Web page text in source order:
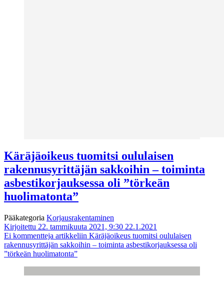
Käräjäoikeus tuomitsi oululaisen
rakennusyrittäjän sakkoihin – toiminta
asbestikorjauksessa oli ”törkeän
huolimatonta”
Pääkategoria Korjausrakentaminen
Kirjoitettu 22. tammikuuta 2021, 9:30 22.1.2021
Ei kommentteja artikkeliin Käräjäoikeus tuomitsi oululaisen
rakennusyrittäjän sakkoihin – toiminta asbestikorjauksessa oli
”törkeän huolimatonta”